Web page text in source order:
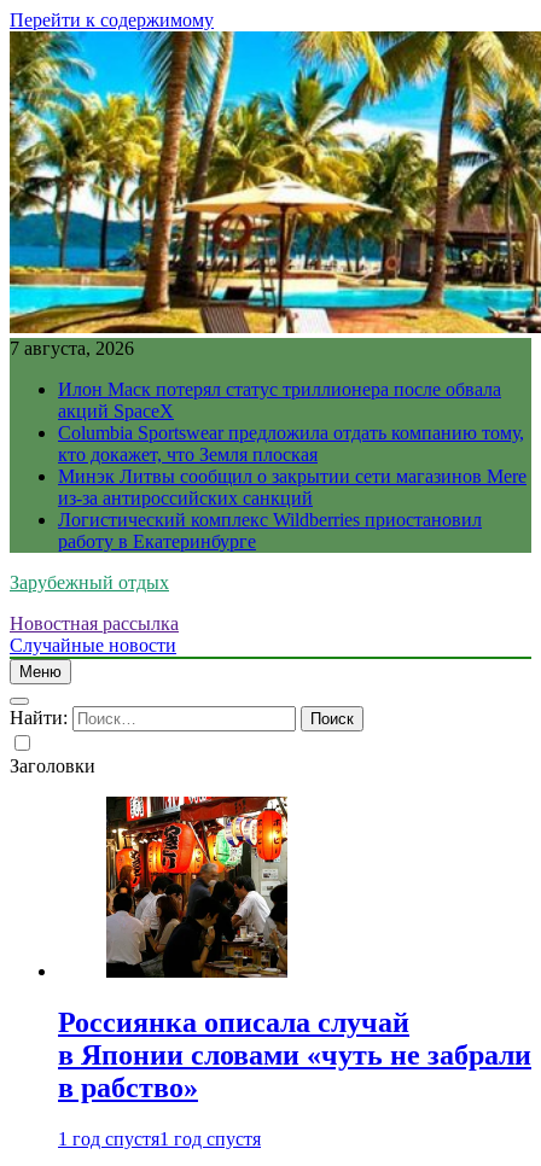
Перейти к содержимому
7 августа, 2026
Илон Маск потерял статус триллионера после обвала
акций SpaceX
Columbia Sportswear предложила отдать компанию тому,
кто докажет, что Земля плоская
Минэк Литвы сообщил о закрытии сети магазинов Mere
из-за антироссийских санкций
Логистический комплекс Wildberries приостановил
работу в Екатеринбурге
Зарубежный отдых
Новостная рассылка
Случайные новости
Меню
Найти:
Заголовки
Россиянка описала случай
в Японии словами «чуть не забрали
в рабство»
1 год спустя1 год спустя